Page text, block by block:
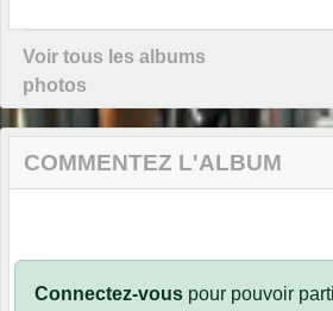
Voir tous les albums
photos
COMMENTEZ L'ALBUM
Connectez-vous pour pouvoir